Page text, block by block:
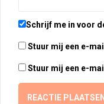
Schrijf me in voor
Stuur mij een e-
Stuur mij een e-